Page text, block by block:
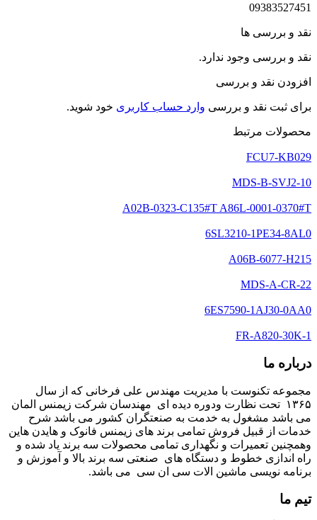
09383527451
نقد و بررسی ها
نقد و بررسی وجود ندارد.
افزودن نقد و بررسی
برای ثبت نقد و بررسی وارد حساب کاربری خود شوید.
محصولات مرتبط
FCU7-KB029
MDS-B-SVJ2-10
A02B-0323-C135#T A86L-0001-0370#T
6SL3210-1PE34-8AL0
A06B-6077-H215
MDS-A-CR-22
6ES7590-1AJ30-0AA0
FR-A820-30K-1
درباره ما
مجموعه تکنوست با مدیریت مهندس علی فرخانی که از سال
۱۳۶۵ تحت نظارت ودوره دیده ای مهندسان شرکت زیمنس المان
می باشد مشغول به خدمت به صنعتگران کشور می باشد شرح
خدمات از قبیل فروش تمامی برند های زیمنس فانوک و هایدن هاین
وهمچنین تعمیرات و نگهداری تمامی محصولات سه برند یاد شده و
راه اندازی خطوط و دستگاه های صنعتی سه برند بالا و آموزش و
برنامه نویسی ماشین الات سی ان سی می باشد.
تیم ما